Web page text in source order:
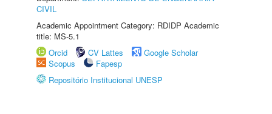
CIVIL
Academic Appointment Category: RDIDP Academic
title: MS-5.1
Orcid
CV Lattes
Google Scholar
Scopus
Fapesp
Repositório Institucional UNESP